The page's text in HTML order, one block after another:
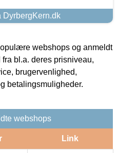
DyrbergKern.dk
webshops og anmeldt
bl.a. deres prisniveau,
brugervenlighed,
betalingsmuligheder.
webshops
Link